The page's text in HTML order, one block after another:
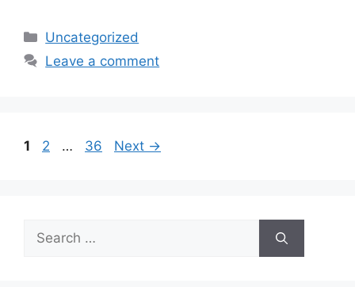
c
e
k
Categories
Uncategorized
Leave a comment
Page
1 Page
2 … Page
36 Next →
Search
for: